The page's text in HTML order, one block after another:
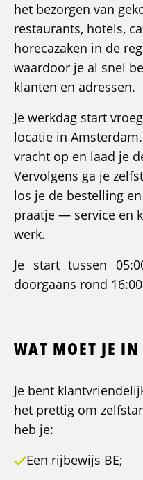
het bezorgen van
restaurants, hotels,
horecazaken in de
waardoor je al snel
klanten en adressen.
Je werkdag start
locatie in
vracht op en laad je
Vervolgens ga je
los je de bestelling
praatje — service en
werk.
Je start tussen
doorgaans rond
WAT MOET JE
Je bent
het prettig om
heb je:
Een rijbewijs BE;